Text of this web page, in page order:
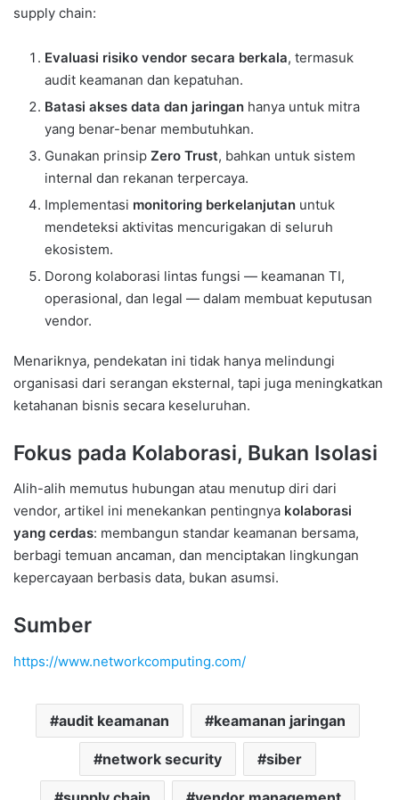
supply chain:
Evaluasi risiko vendor secara berkala, termasuk
audit keamanan dan kepatuhan.
Batasi akses data dan jaringan hanya untuk mitra
yang benar-benar membutuhkan.
Gunakan prinsip Zero Trust, bahkan untuk sistem
internal dan rekanan terpercaya.
Implementasi monitoring berkelanjutan untuk
mendeteksi aktivitas mencurigakan di seluruh
ekosistem.
Dorong kolaborasi lintas fungsi — keamanan TI,
operasional, dan legal — dalam membuat keputusan
vendor.
Menariknya, pendekatan ini tidak hanya melindungi
organisasi dari serangan eksternal, tapi juga meningkatkan
ketahanan bisnis secara keseluruhan.
Fokus pada Kolaborasi, Bukan Isolasi
Alih-alih memutus hubungan atau menutup diri dari
vendor, artikel ini menekankan pentingnya kolaborasi
yang cerdas: membangun standar keamanan bersama,
berbagi temuan ancaman, dan menciptakan lingkungan
kepercayaan berbasis data, bukan asumsi.
Sumber
https://www.networkcomputing.com/
audit keamanan keamanan jaringan
network security siber